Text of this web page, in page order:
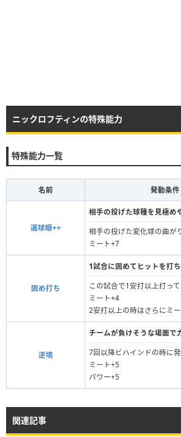
ニックロフティンの特殊能力
特殊能力一覧
名前 発動条
選球眼++
相手の投げた球種を見極め
相手の投げた変化球の曲が
ミート+7
固め打ち
1試合に固めてヒットを打ち
この試合で1安打以上打っ
ミート+4
2安打以上の時はさらにミ
逆境
チームが負けそうな場面で
7回以降ビハインドの時に
ミート+5
パワー+5
関連記事